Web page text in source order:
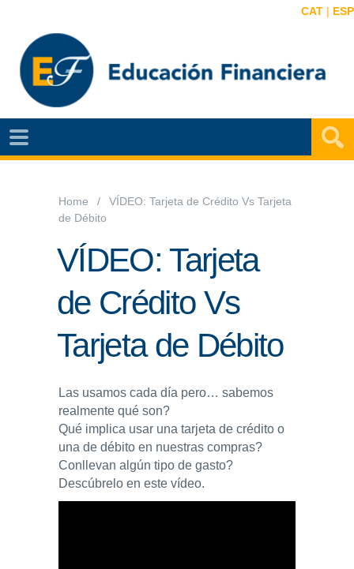
CAT | ESP
NOTÍCIAS
EF
NOSOTROS
Home
VÍDEO: Tarjeta de Crédito Vs Tarjeta
de Débito
VÍDEO: Tarjeta
de Crédito Vs
Tarjeta de Débito
Las usamos cada día pero… sabemos
realmente qué son?
Qué implica usar una tarjeta de crédito o
una de débito en nuestras compras?
Conllevan algún tipo de gasto?
Descúbrelo en este vídeo.